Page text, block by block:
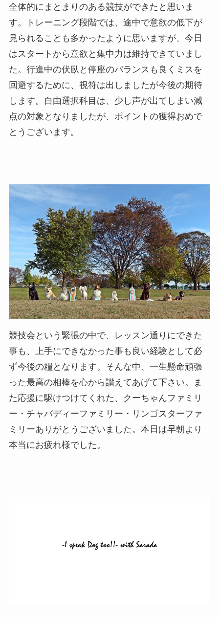
全体的にまとまりのある競技ができたと思いま
す。トレーニング段階では、途中で意欲の低下が
見られることも多かったように思いますが、今日
はスタートから意欲と集中力は維持できていまし
た。行進中の伏臥と停座のバランスも良くミスを
回避するために、視符は出しましたが今後の期待
します。自由選択科目は、少し声が出てしまい減
点の対象となりましたが、ポイントの獲得おめで
とうございます。
競技会という緊張の中で、レッスン通りにできた
事も、上手にできなかった事も良い経験として必
ず今後の糧となります。そんな中、一生懸命頑張
った最高の相棒を心から讃えてあげて下さい。ま
た応援に駆けつけてくれた、クーちゃんファミリ
ー・チャバディーファミリー・リンゴスターファ
ミリーありがとうございました。本日は早朝より
本当にお疲れ様でした。